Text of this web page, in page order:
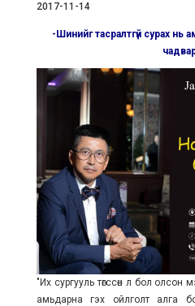
2017-11-14
-Шинийг тасралтгүй сурах нь
"Их сургууль төгссөн л бол
амьдарна гэх ойлголт алга